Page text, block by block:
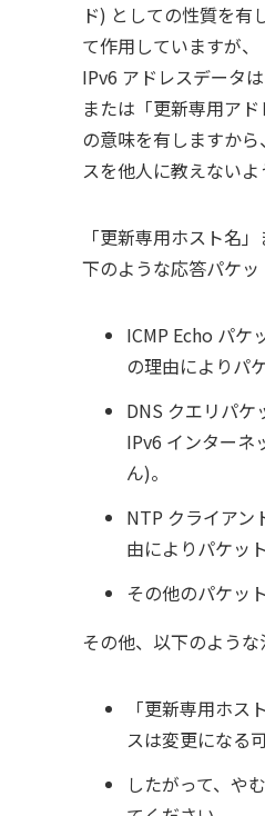
ド) としての性質を
て作用していますが
IPv6 アドレスデータ
または「更新専用ア
の意味を有しますか
スを他人に教えない
「更新専用ホスト名
下のような応答パケ
ICMP Echo パケ
の理由によりパ
DNS クエリパ
IPv6 インターネ
ん)。
NTP クライアン
由によりパケッ
その他のパケッ
その他、以下のよう
「更新専用ホ
スは変更になる
したがって、や